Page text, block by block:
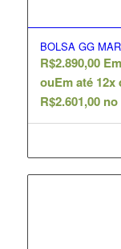
BOLSA GG
R$2.890,00
ouEm até 12x
R$2.601,00